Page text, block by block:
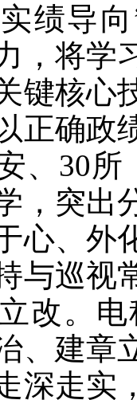
绩导
，将学
键核心
正确政
、30
，突出
心、外
与巡视
改。
、建章
深走实